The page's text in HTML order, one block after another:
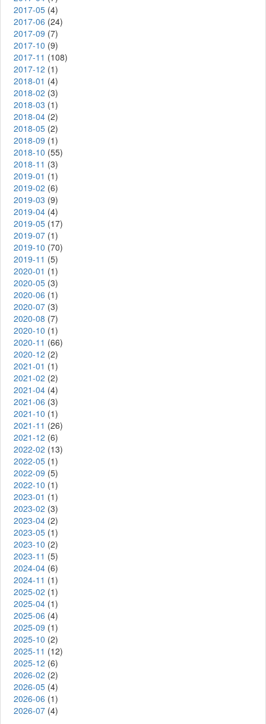
2017-05 (4)
2017-06 (24)
2017-09 (7)
2017-10 (9)
2017-11 (108)
2017-12 (1)
2018-01 (4)
2018-02 (3)
2018-03 (1)
2018-04 (2)
2018-05 (2)
2018-09 (1)
2018-10 (55)
2018-11 (3)
2019-01 (1)
2019-02 (6)
2019-03 (9)
2019-04 (4)
2019-05 (17)
2019-07 (1)
2019-10 (70)
2019-11 (5)
2020-01 (1)
2020-05 (3)
2020-06 (1)
2020-07 (3)
2020-08 (7)
2020-10 (1)
2020-11 (66)
2020-12 (2)
2021-01 (1)
2021-02 (2)
2021-04 (4)
2021-06 (3)
2021-10 (1)
2021-11 (26)
2021-12 (6)
2022-02 (13)
2022-05 (1)
2022-09 (5)
2022-10 (1)
2023-01 (1)
2023-02 (3)
2023-04 (2)
2023-05 (1)
2023-10 (2)
2023-11 (5)
2024-04 (6)
2024-11 (1)
2025-02 (1)
2025-04 (1)
2025-06 (4)
2025-09 (1)
2025-10 (2)
2025-11 (12)
2025-12 (6)
2026-02 (2)
2026-05 (4)
2026-06 (1)
2026-07 (4)